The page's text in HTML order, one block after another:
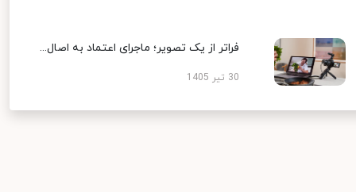
فراتر از یک تصویر؛ ماجرای اعتماد به اصال...
30 تیر 1405